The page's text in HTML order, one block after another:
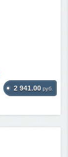
2 941.00 руб.